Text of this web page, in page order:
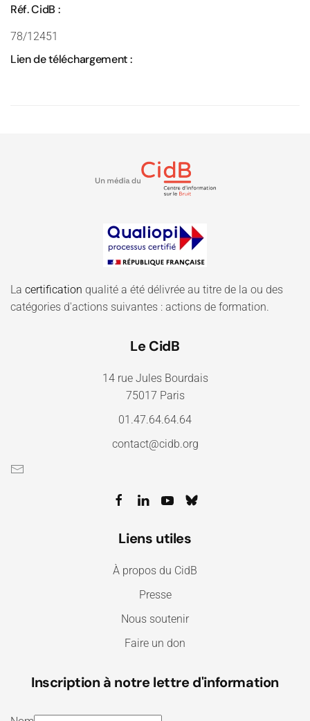
Réf. CidB :
78/12451
Lien de téléchargement :
La certification qualité a été délivrée au titre de la ou des
catégories d'actions suivantes : actions de formation.
Le CidB
14 rue Jules Bourdais
75017 Paris
01.47.64.64.64
contact@cidb.org
Liens utiles
À propos du CidB
Presse
Nous soutenir
Faire un don
Inscription à notre lettre d'information